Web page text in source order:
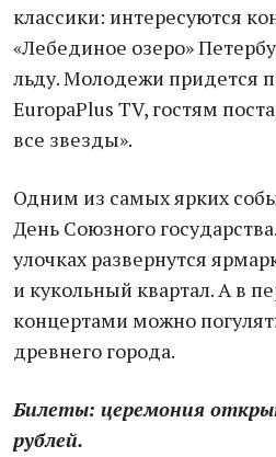
классики: интересуются
«Лебединое озеро»
льду. Молодежи придется
EuropaPlus TV, гостям
все звезды».
Одним из самых ярких
День Союзного
улочках развернутся
и кукольный квартал. А в
концертами можно
древнего города.
Билеты: церемония
рублей.